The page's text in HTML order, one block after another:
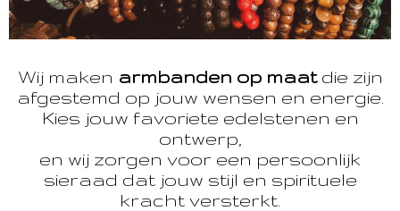
Wij maken armbanden op maatdie zijn
afgestemd op jouw wensen en energie.
Kies jouw favoriete edelstenen en
ontwerp,
en wij zorgen voor een persoonlijk
sieraad dat jouw stijl en spirituele
kracht versterkt.